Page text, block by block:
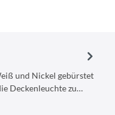
und Nickel gebürstet
Deckenleuchte zu…